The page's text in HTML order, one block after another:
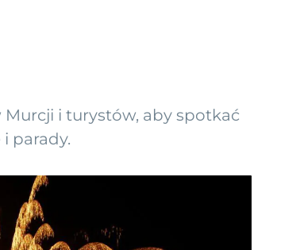
i turystów, aby spotkać
parady.